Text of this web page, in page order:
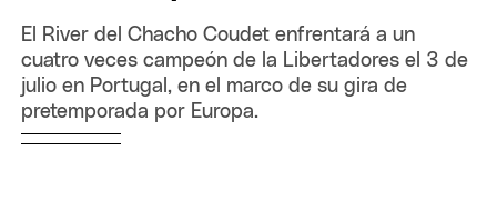
El River del Chacho Coudet enfrentará a un
cuatro veces campeón de la Libertadores el 3 de
julio en Portugal, en el marco de su gira de
pretemporada por Europa.